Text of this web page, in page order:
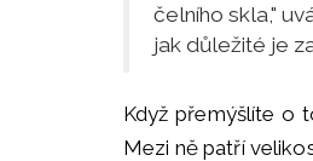
čelního skla,"
jak důležité je
Když přemýšlíte o
Mezi ně patří